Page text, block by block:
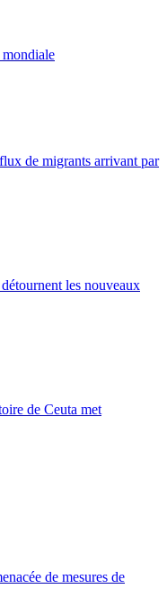
de migrants arrivant par
les nouveaux
de Ceuta met
de mesures de